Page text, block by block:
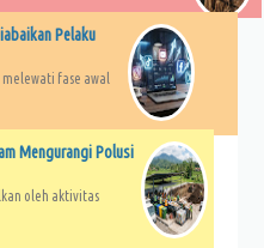
Pelaku
fase awal
Mengurangi Polusi
oleh aktivitas